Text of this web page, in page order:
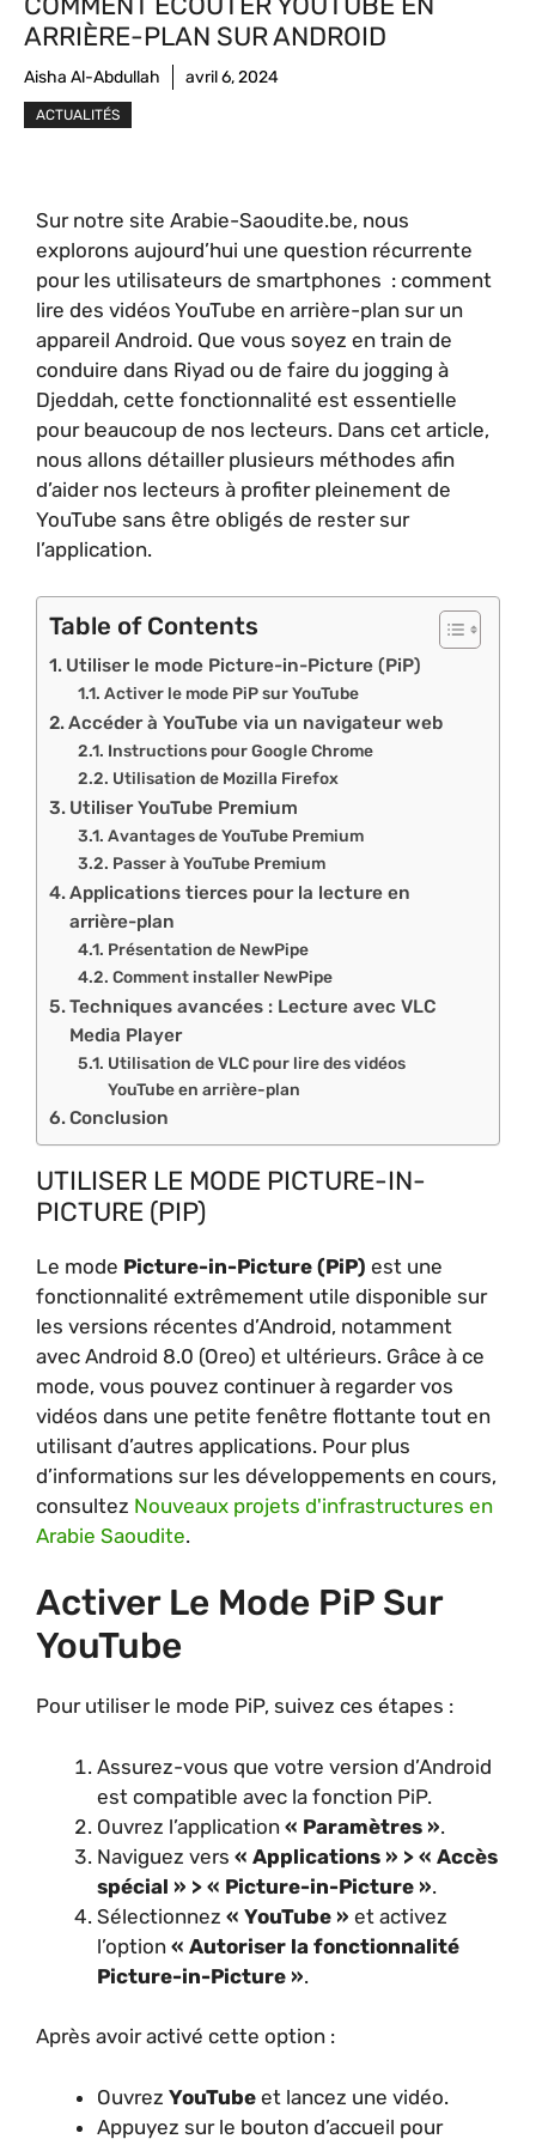
ARRIÈRE-PLAN SUR ANDROID
Aisha Al-Abdullah avril 6, 2024
ACTUALITÉS
Sur notre site Arabie-Saoudite.be, nous
explorons aujourd’hui une question récurrente
pour les utilisateurs de smartphones : comment
lire des vidéos YouTube en arrière-plan sur un
appareil Android. Que vous soyez en train de
conduire dans Riyad ou de faire du jogging à
Djeddah, cette fonctionnalité est essentielle
pour beaucoup de nos lecteurs. Dans cet article,
nous allons détailler plusieurs méthodes afin
d’aider nos lecteurs à profiter pleinement de
YouTube sans être obligés de rester sur
l’application.
Table of Contents
Utiliser le mode Picture-in-Picture (PiP)
Activer le mode PiP sur YouTube
Accéder à YouTube via un navigateur web
Instructions pour Google Chrome
Utilisation de Mozilla Firefox
Utiliser YouTube Premium
Avantages de YouTube Premium
Passer à YouTube Premium
Applications tierces pour la lecture en
arrière-plan
Présentation de NewPipe
Comment installer NewPipe
Techniques avancées : Lecture avec VLC
Media Player
Utilisation de VLC pour lire des vidéos
YouTube en arrière-plan
Conclusion
UTILISER LE MODE PICTURE-IN-
PICTURE (PIP)
Le mode Picture-in-Picture (PiP) est une
fonctionnalité extrêmement utile disponible sur
les versions récentes d’Android, notamment
avec Android 8.0 (Oreo) et ultérieurs. Grâce à ce
mode, vous pouvez continuer à regarder vos
vidéos dans une petite fenêtre flottante tout en
utilisant d’autres applications. Pour plus
d’informations sur les développements en cours,
consultez Nouveaux projets d'infrastructures en
Arabie Saoudite.
Activer Le Mode PiP Sur
YouTube
Pour utiliser le mode PiP, suivez ces étapes :
Assurez-vous que votre version d’Android
est compatible avec la fonction PiP.
Ouvrez l’application « Paramètres ».
Naviguez vers « Applications » > « Accès
spécial » > « Picture-in-Picture ».
Sélectionnez « YouTube » et activez
l’option « Autoriser la fonctionnalité
Picture-in-Picture ».
Après avoir activé cette option :
Ouvrez YouTube et lancez une vidéo.
Appuyez sur le bouton d’accueil pour